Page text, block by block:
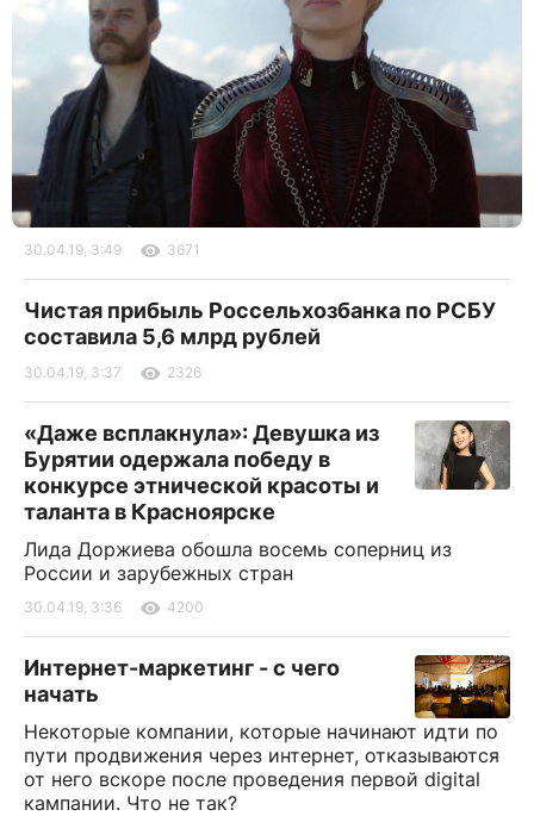
30.04.19, 3:49 3671
Чистая прибыль Россельхозбанка по РСБУ
составила 5,6 млрд рублей
30.04.19, 3:37 2326
«Даже всплакнула»: Девушка из
Бурятии одержала победу в
конкурсе этнической красоты и
таланта в Красноярске
Лида Доржиева обошла восемь соперниц из
России и зарубежных стран
30.04.19, 3:36 4200
Интернет-маркетинг - с чего
начать
Некоторые компании, которые начинают идти по
пути продвижения через интернет, отказываются
от него вскоре после проведения первой digital
кампании. Что не так?